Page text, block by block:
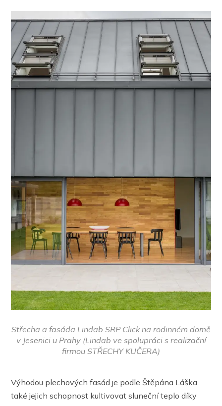
Střecha a fasáda Lindab SRP Click na rodinném domě
v Jesenici u Prahy (Lindab ve spolupráci s realizační
firmou STŘECHY KUČERA)
Výhodou plechových fasád je podle Štěpána Láška
také jejich schopnost kultivovat sluneční teplo díky